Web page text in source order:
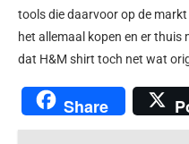
tools die daarvoor op de
het allemaal kopen en er thuis
dat H&M shirt toch net wat
Share